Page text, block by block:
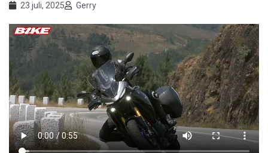
23 juli, 2025 Gerry